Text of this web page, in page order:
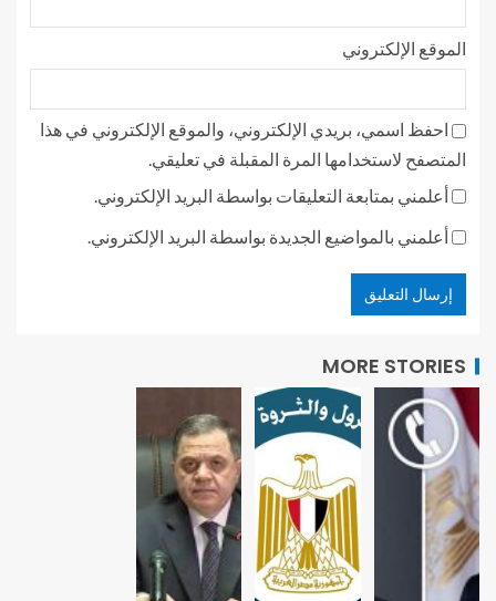
الموقع الإلكتروني
احفظ اسمي، بريدي الإلكتروني، والموقع الإلكتروني في هذا
المتصفح لاستخدامها المرة المقبلة في تعليقي.
أعلمني بمتابعة التعليقات بواسطة البريد الإلكتروني.
أعلمني بالمواضيع الجديدة بواسطة البريد الإلكتروني.
MORE STORIES